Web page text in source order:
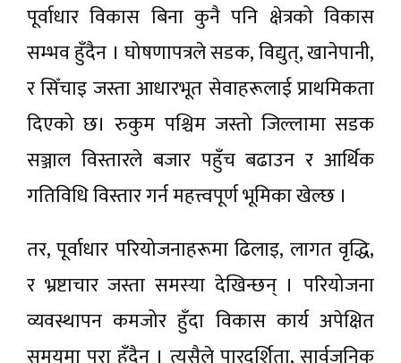
पूर्वाधार विकास बिना कुनै पनि क्षेत्रको विकास
सम्भव हुँदैन । घोषणापत्रले सडक, विद्युत्, खानेपानी,
र सिँचाइ जस्ता आधारभूत सेवाहरूलाई प्राथमिकता
दिएको छ। रुकुम पश्चिम जस्तो जिल्लामा सडक
सञ्जाल विस्तारले बजार पहुँच बढाउन र आर्थिक
गतिविधि विस्तार गर्न महत्त्वपूर्ण भूमिका खेल्छ ।
तर, पूर्वाधार परियोजनाहरूमा ढिलाइ, लागत वृद्धि,
र भ्रष्टाचार जस्ता समस्या देखिन्छन् । परियोजना
व्यवस्थापन कमजोर हुँदा विकास कार्य अपेक्षित